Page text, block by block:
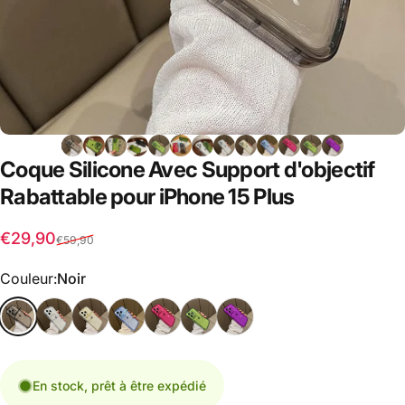
Coque SiliconeAvec Supportd'objectif
RabattablepouriPhone15Plus
Prix promotionnel
€29,90
Prix habituel
€59,90
Couleur
Couleur:Noir
En stock, prêt à être expédié